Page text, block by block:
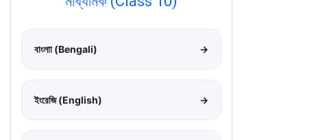
বাংলাা (Bengali) →
ইংরেজি (English) →